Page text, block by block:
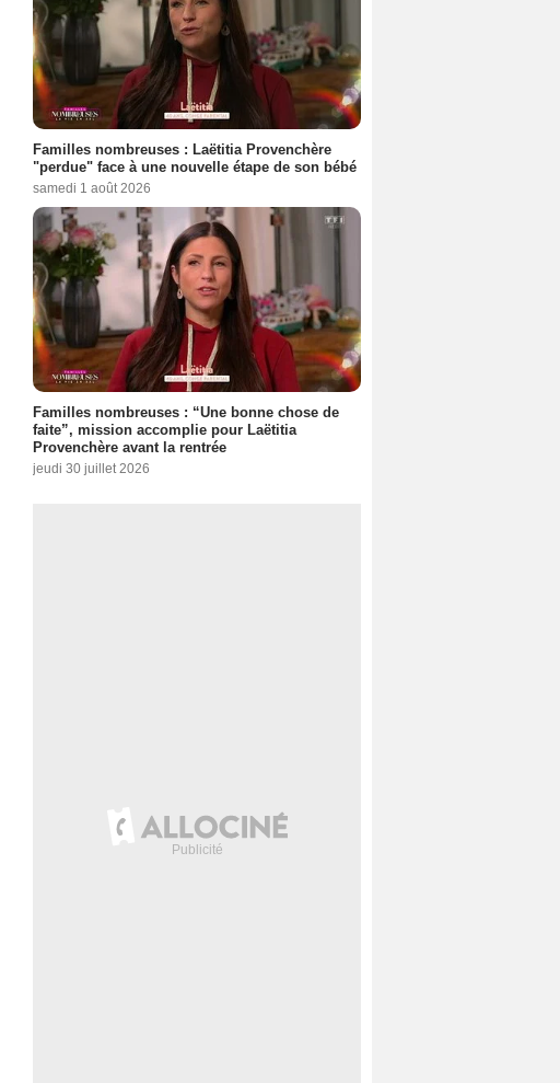
Familles nombreuses : Laëtitia Provenchère
"perdue" face à une nouvelle étape de son bébé
samedi 1 août 2026
Familles nombreuses : “Une bonne chose de
faite”, mission accomplie pour Laëtitia
Provenchère avant la rentrée
jeudi 30 juillet 2026